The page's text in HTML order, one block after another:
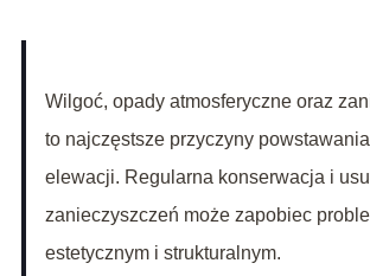
Wilgoć, opady atmosferyczne oraz
to najczęstsze przyczyny
elewacji. Regularna konserwacja i
zanieczyszczeń może zapobiec
estetycznym i strukturalnym.